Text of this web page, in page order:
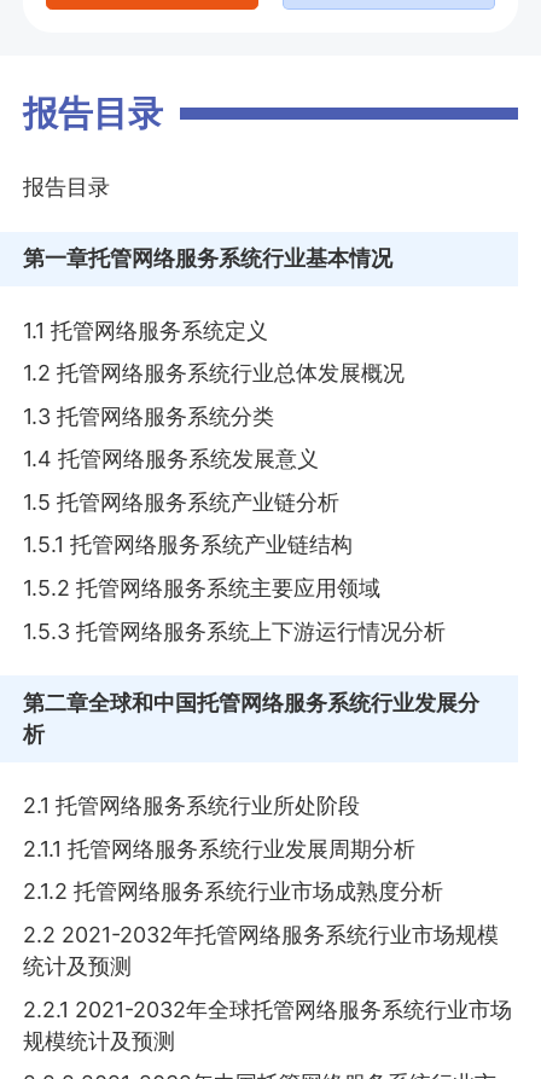
报告目录
报告目录
第一章托管网络服务系统行业基本情况
1.1 托管网络服务系统定义
1.2 托管网络服务系统行业总体发展概况
1.3 托管网络服务系统分类
1.4 托管网络服务系统发展意义
1.5 托管网络服务系统产业链分析
1.5.1 托管网络服务系统产业链结构
1.5.2 托管网络服务系统主要应用领域
1.5.3 托管网络服务系统上下游运行情况分析
第二章全球和中国托管网络服务系统行业发展分
析
2.1 托管网络服务系统行业所处阶段
2.1.1 托管网络服务系统行业发展周期分析
2.1.2 托管网络服务系统行业市场成熟度分析
2.2 2021-2032年托管网络服务系统行业市场规模
统计及预测
2.2.1 2021-2032年全球托管网络服务系统行业市场
规模统计及预测